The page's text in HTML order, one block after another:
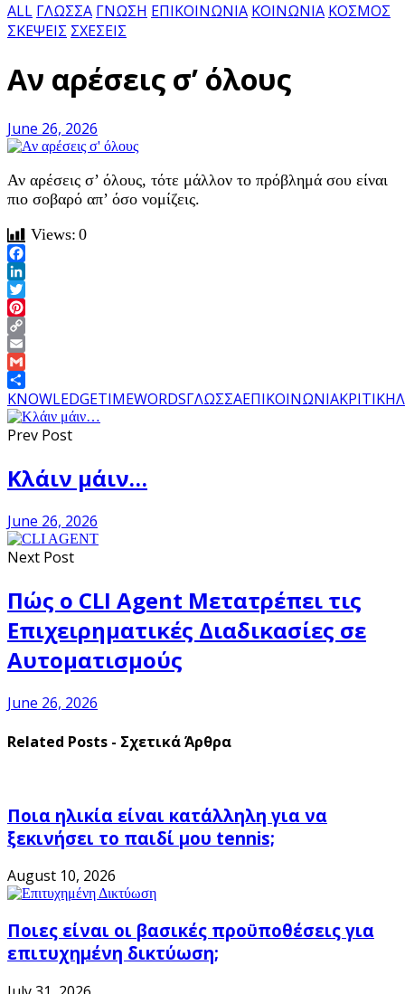
ALL ΓΛΩΣΣΑ ΓΝΩΣΗ ΕΠΙΚΟΙΝΩΝΙΑ ΚΟΙΝΩΝΙΑ ΚΟΣΜΟΣ
ΣΚΕΨΕΙΣ ΣΧΕΣΕΙΣ
Αν αρέσεις σ’ όλους
June 26, 2026
Αν αρέσεις σ’ όλους, τότε μάλλον το πρόβλημά σου είναι
πιο σοβαρό απ’ όσο νομίζεις.
Views: 0
Facebook
LinkedIn
Twitter
Pinterest
Copy
Link
Email
Gmail
Share
KNOWLEDGETIMEWORDSΓΛΩΣΣΑΕΠΙΚΟΙΝΩΝΙΑΚΡΙΤΙΚΗ
Prev Post
Κλάιν μάιν…
June 26, 2026
Next Post
Πώς o CLI Agent Μετατρέπει τις
Επιχειρηματικές Διαδικασίες σε
Αυτοματισμούς
June 26, 2026
Related Posts - Σχετικά Άρθρα
Ποια ηλικία είναι κατάλληλη για να
ξεκινήσει το παιδί μου tennis;
August 10, 2026
Ποιες είναι οι βασικές προϋποθέσεις για
επιτυχημένη δικτύωση;